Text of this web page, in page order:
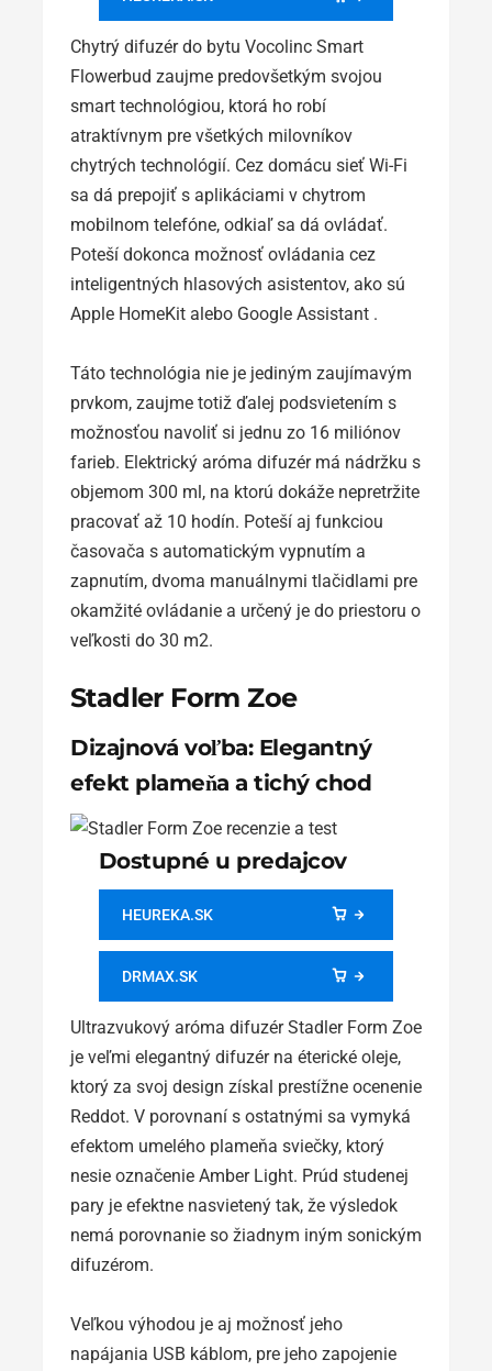
Chytrý difuzér do bytu Vocolinc Smart
Flowerbud zaujme predovšetkým svojou
smart technológiou, ktorá ho robí
atraktívnym pre všetkých milovníkov
chytrých technológií. Cez domácu sieť Wi-Fi
sa dá prepojiť s aplikáciami v chytrom
mobilnom telefóne, odkiaľ sa dá ovládať.
Poteší dokonca možnosť ovládania cez
inteligentných hlasových asistentov, ako sú
Apple HomeKit alebo Google Assistant .
Táto technológia nie je jediným zaujímavým
prvkom, zaujme totiž ďalej podsvietením s
možnosťou navoliť si jednu zo 16 miliónov
farieb. Elektrický aróma difuzér má nádržku s
objemom 300 ml, na ktorú dokáže nepretržite
pracovať až 10 hodín. Poteší aj funkciou
časovača s automatickým vypnutím a
zapnutím, dvoma manuálnymi tlačidlami pre
okamžité ovládanie a určený je do priestoru o
veľkosti do 30 m2.
Stadler Form Zoe
Dizajnová voľba: Elegantný
efekt plameňa a tichý chod
Dostupné u predajcov
HEUREKA.SK
DRMAX.SK
Ultrazvukový aróma difuzér Stadler Form Zoe
je veľmi elegantný difuzér na éterické oleje,
ktorý za svoj design získal prestížne ocenenie
Reddot. V porovnaní s ostatnými sa vymyká
efektom umelého plameňa sviečky, ktorý
nesie označenie Amber Light. Prúd studenej
pary je efektne nasvietený tak, že výsledok
nemá porovnanie so žiadnym iným sonickým
difuzérom.
Veľkou výhodou je aj možnosť jeho
napájania USB káblom, pre jeho zapojenie